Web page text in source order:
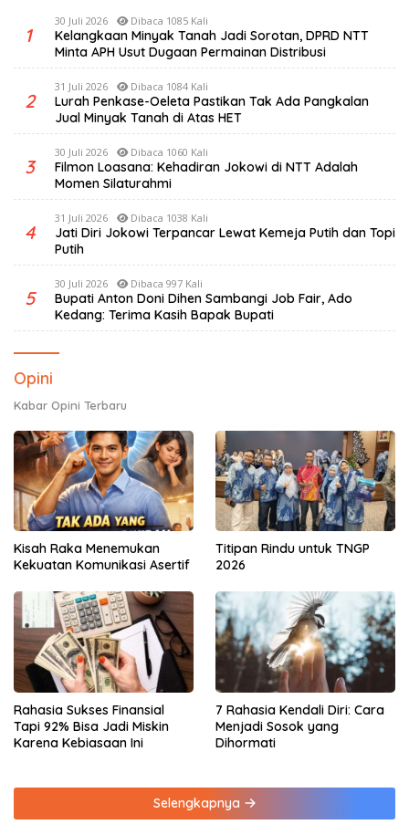
1
30 Juli 2026 Dibaca 1085 Kali
Kelangkaan Minyak Tanah Jadi Sorotan, DPRD NTT
Minta APH Usut Dugaan Permainan Distribusi
2
31 Juli 2026 Dibaca 1084 Kali
Lurah Penkase-Oeleta Pastikan Tak Ada Pangkalan
Jual Minyak Tanah di Atas HET
3
30 Juli 2026 Dibaca 1060 Kali
Filmon Loasana: Kehadiran Jokowi di NTT Adalah
Momen Silaturahmi
4
31 Juli 2026 Dibaca 1038 Kali
Jati Diri Jokowi Terpancar Lewat Kemeja Putih dan Topi
Putih
5
30 Juli 2026 Dibaca 997 Kali
Bupati Anton Doni Dihen Sambangi Job Fair, Ado
Kedang: Terima Kasih Bapak Bupati
Opini
Kabar Opini Terbaru
Kisah Raka Menemukan
Kekuatan Komunikasi Asertif
Titipan Rindu untuk TNGP
2026
Rahasia Sukses Finansial
Tapi 92% Bisa Jadi Miskin
Karena Kebiasaan Ini
7 Rahasia Kendali Diri: Cara
Menjadi Sosok yang
Dihormati
Selengkapnya